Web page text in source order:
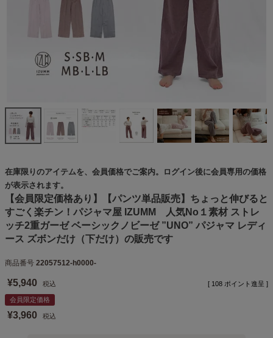
在庫限りのアイテムを、会員価格でご案内。ログイン後に会員専用の価格
が表示されます。
【会員限定価格あり】【パンツ単品販売】ちょっと伸びると
すごく楽チン！パジャマ屋 IZUMM 人気No１素材 ストレ
ッチ2重ガーゼ ベーシックノビーゼ ”UNO” パジャマ レディ
ース ズボンだけ（下だけ）の販売です
商品番号 22057512-h0000-
¥5,940 税込
会員限定価格
¥3,960 税込
[ 108 ポイント進呈 ]